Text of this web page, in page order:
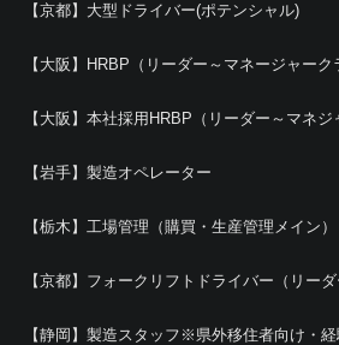
【京都】大型ドライバー(ポテンシャル)
【大阪】HRBP（リーダー～マネージャーク
【大阪】本社採用HRBP（リーダー～マネジ
【岩手】製造オペレーター
【栃木】工場管理（購買・生産管理メイン）
【京都】フォークリフトドライバー（リーダ
【静岡】製造スタッフ※県外移住者向け・経